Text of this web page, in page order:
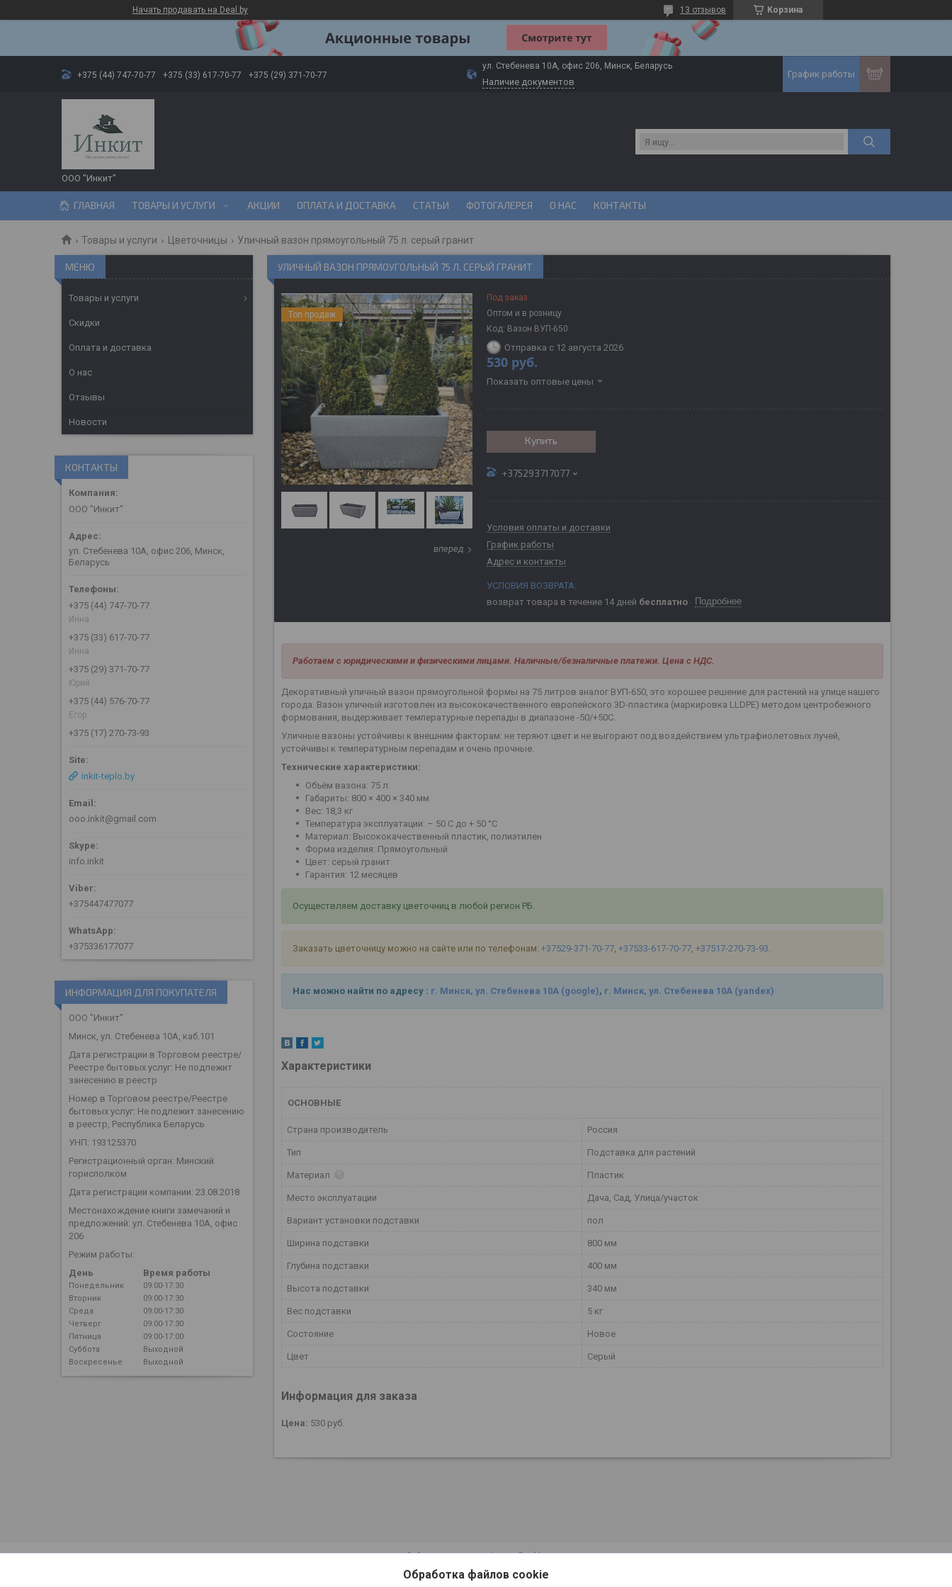
Начать продавать на Deal.by Корзина
13 отзывов
+375 (44) 747-70-77 +375 (33) 617-70-77 +375 (29) 371-70-77
ул. Стебенева 10А, офис 206, Минск, Беларусь
Наличие документов
График работы
ООО "Инкит"
ГЛАВНАЯ ТОВАРЫ И УСЛУГИ АКЦИИ ОПЛАТА И ДОСТАВКА СТАТЬИ ФОТОГАЛЕРЕЯ О НАС КОНТАКТЫ
Товары и услуги Цветочницы Уличный вазон прямоугольный 75 л. серый гранит
УЛИЧНЫЙ ВАЗОН ПРЯМОУГОЛЬНЫЙ 75 Л. СЕРЫЙ ГРАНИТ
Топ продаж
вперед
Под заказ
Оптом и в розницу
Код: Вазон ВУП-650
Отправка с 12 августа 2026
530 руб.
Показать оптовые цены
Купить
+375293717077
Условия оплаты и доставки
График работы
Адрес и контакты
возврат товара в течение 14 дней бесплатно Подробнее
Работаем с юридическими и физическими лицами. Наличные/безналичные платежи. Цена с НДС.
Декоративный уличный вазон прямоугольной формы на 75 литров аналог ВУП-650, это хорошее решение для растений на улице нашего
города. Вазон уличный изготовлен из высококачественного европейского 3D-пластика (маркировка LLDРЕ) методом центробежного
формования, выдерживает температурные перепады в диапазоне -50/+50С.
Уличные вазоны устойчивы к внешним факторам: не теряют цвет и не выгорают под воздействием ультрафиолетовых лучей,
устойчивы к температурным перепадам и очень прочные.
Технические характеристики:
Объём вазона: 75 л.
Габариты: 800 × 400 × 340 мм
Вес: 18,3 кг
Температура эксплуатации: – 50 С до + 50 °С
Материал: Высококачественный пластик, полиэтилен
Форма изделия: Прямоугольный
Цвет: серый гранит
Гарантия: 12 месяцев
Осуществляем доставку цветочниц в любой регион РБ.
Заказать цветочницу можно на сайте или по телефонам: +37529-371-70-77 +37533-617-70-77 +37517-270-73-93
Нас можно найти по адресу : г. Минск, ул. Стебенева 10А (google), г. Минск, ул. Стебенева 10А (yandex)
Характеристики
ОСНОВНЫЕ
Страна производитель Россия
Тип Подставка для растений
Материал Пластик
Место эксплуатации Дача, Сад, Улица/участок
Вариант установки подставки пол
Ширина подставки 800 мм
Глубина подставки 400 мм
Высота подставки 340 мм
Вес подставки 5 кг
Состояние Новое
Цвет Серый
Информация для заказа
Цена: 530 руб.
Товары и услуги
Скидки
Оплата и доставка
О нас
Отзывы
Новости
КОНТАКТЫ
ООО "Инкит"
ул. Стебенева 10А, офис 206, Минск,
Беларусь
+375 (44) 747-70-77
Инна
+375 (33) 617-70-77
Инна
+375 (29) 371-70-77
Юрий
+375 (44) 576-70-77
Егор
+375 (17) 270-73-93
inkit-teplo.by
ooo.inkit@gmail.com
info.inkit
+375447477077
+375336177077
ИНФОРМАЦИЯ ДЛЯ ПОКУПАТЕЛЯ
ООО "Инкит"
Минск, ул. Стебенева 10А, каб.101
Дата регистрации в Торговом реестре/
Реестре бытовых услуг: Не подлежит
занесению в реестр
Номер в Торговом реестре/Реестре
бытовых услуг: Не подлежит занесению
в реестр, Республика Беларусь
УНП: 193125370
Регистрационный орган: Минский
горисполком
Дата регистрации компании: 23.08.2018
Местонахождение книги замечаний и
предложений: ул. Стебенева 10А, офис
206
Режим работы:
День
Время работы
Понедельник
09:00-17:30
Вторник
09:00-17:30
Среда
09:00-17:30
Четверг
09:00-17:30
Пятница
09:00-17:00
Суббота
Выходной
Воскресенье
Выходной
Сайт создан на платформе Deal.by
Политика обработки файлов cookies
Обработка файлов cookie
ООО "Инкит" | Пожаловаться на контент